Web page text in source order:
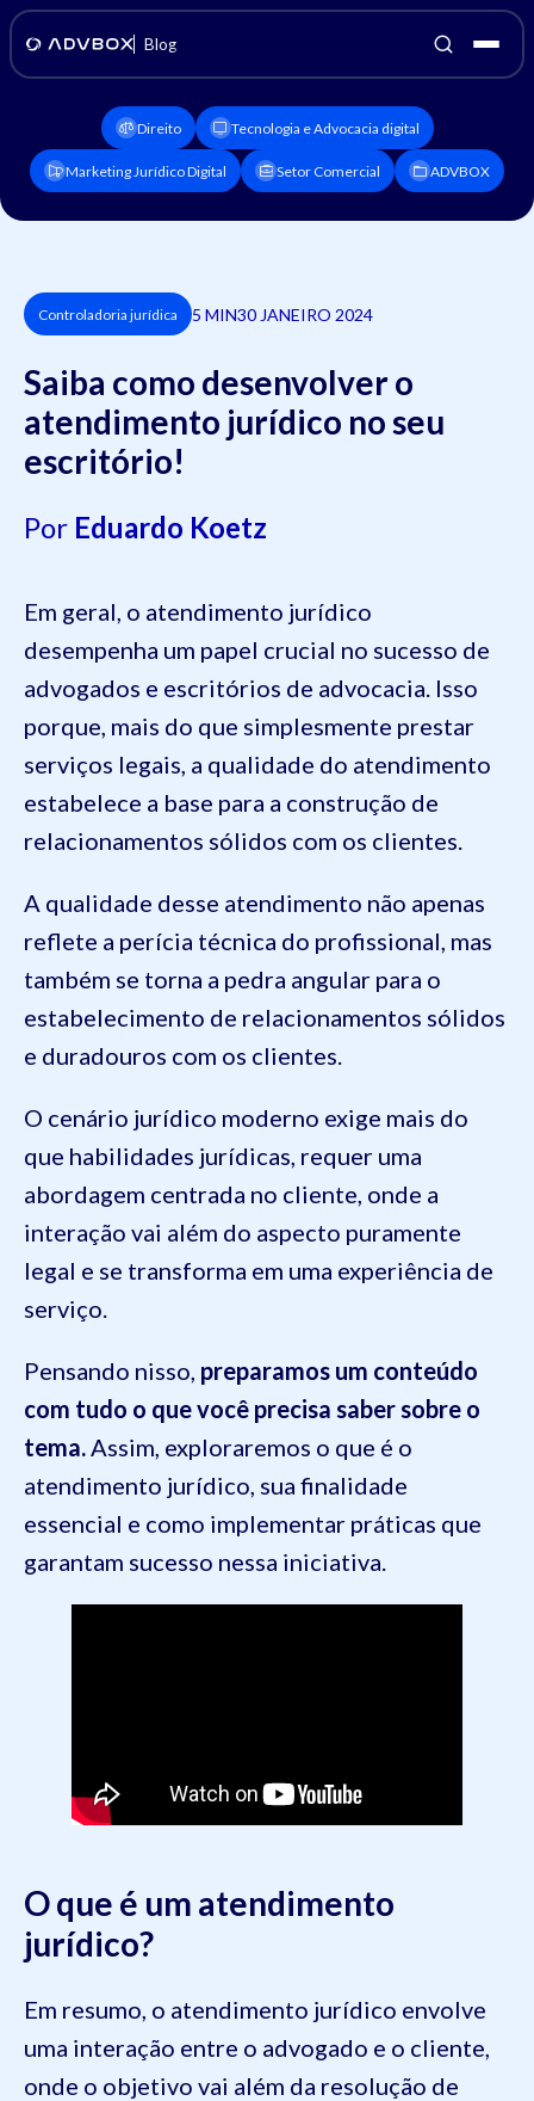
Blog
Direito Tecnologia e Advocacia digital
Marketing Jurídico Digital Setor Comercial ADVBOX
Controladoria jurídica 5 MIN30 JANEIRO 2024
Saiba como desenvolver o
atendimento jurídico no seu
escritório!
Por Eduardo Koetz
Em geral, o atendimento jurídico
desempenha um papel crucial no sucesso de
advogados e escritórios de advocacia. Isso
porque, mais do que simplesmente prestar
serviços legais, a qualidade do atendimento
estabelece a base para a construção de
relacionamentos sólidos com os clientes.
A qualidade desse atendimento não apenas
reflete a perícia técnica do profissional, mas
também se torna a pedra angular para o
estabelecimento de relacionamentos sólidos
e duradouros com os clientes.
O cenário jurídico moderno exige mais do
que habilidades jurídicas, requer uma
abordagem centrada no cliente, onde a
interação vai além do aspecto puramente
legal e se transforma em uma experiência de
serviço.
Pensando nisso, preparamos um conteúdo
com tudo o que você precisa saber sobre o
tema.Assim, exploraremos o que é o
atendimento jurídico, sua finalidade
essencial e como implementar práticas que
garantam sucesso nessa iniciativa.
O que é um atendimento
jurídico?
Em resumo, o atendimento jurídico envolve
uma interação entre o advogado e o cliente,
onde o objetivo vai além da resolução de